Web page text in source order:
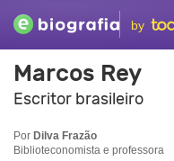
by
Marcos Rey
Escritor brasileiro
Por Dilva Frazão
Biblioteconomista e professora